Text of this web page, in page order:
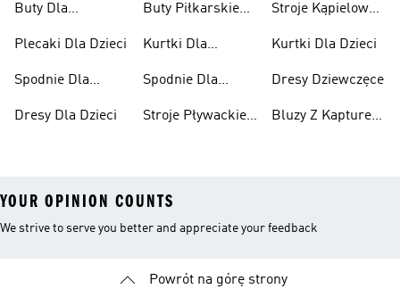
Buty Dla
Plecaki Dla Dzieci
Spodnie Dla
Dresy Dla Dzieci
Buty Piłkarskie
Kurtki Dla
Spodnie Dla
Stroje Pływackie
Stroje Kąpielowe
Kurtki Dla Dzieci
Dresy Dziewczęce
Bluzy Z Kapturem
YOUR OPINION COUNTS
We strive to serve you better and appreciate your feedback
Powrót na górę strony